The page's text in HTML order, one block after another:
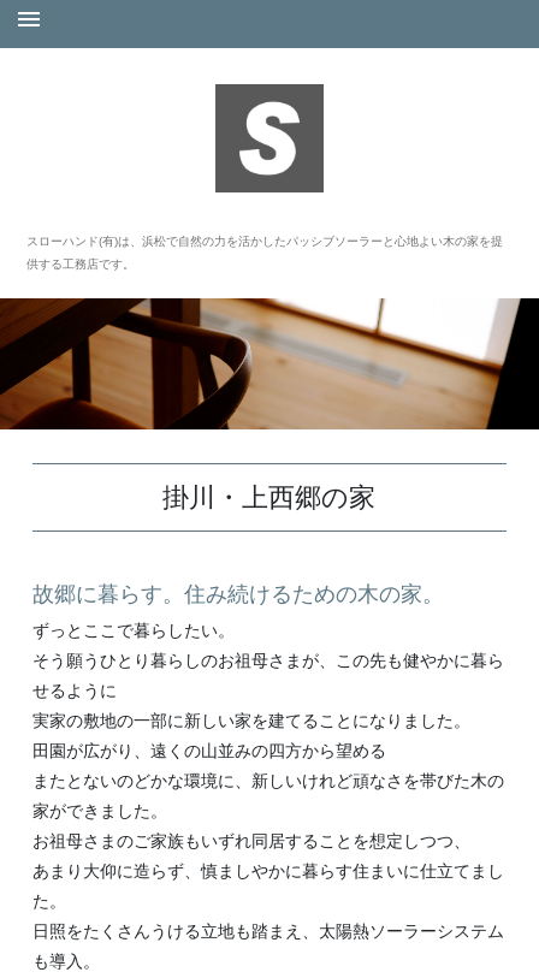
スローハンド(有)は、浜松で自然の力を活かしたパッシブソーラーと心地よい木の家を提
供する工務店です。
掛川・上西郷の家
故郷に暮らす。住み続けるための木の家。
ずっとここで暮らしたい。
そう願うひとり暮らしのお祖母さまが、この先も健やかに暮ら
せるように
実家の敷地の一部に新しい家を建てることになりました。
田園が広がり、遠くの山並みの四方から望める
またとないのどかな環境に、新しいけれど頑なさを帯びた木の
家ができました。
お祖母さまのご家族もいずれ同居することを想定しつつ、
あまり大仰に造らず、慎ましやかに暮らす住まいに仕立てまし
た。
日照をたくさんうける立地も踏まえ、太陽熱ソーラーシステム
も導入。